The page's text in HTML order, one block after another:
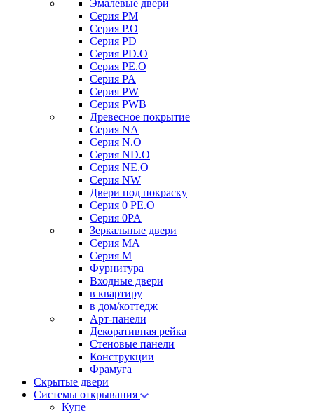
Эмалевые двери
Серия PM
Серия P.O
Серия PD
Серия PD.O
Серия PE.O
Серия PA
Серия PW
Серия PWB
Древесное покрытие
Серия NA
Серия N.O
Серия ND.O
Серия NE.O
Серия NW
Двери под покраску
Серия 0 PE.O
Серия 0PA
Зеркальные двери
Серия MA
Серия M
Фурнитура
Входные двери
в квартиру
в дом/коттедж
Арт-панели
Декоративная рейка
Стеновые панели
Конструкции
Фрамуга
Скрытые двери
Системы открывания
Купе